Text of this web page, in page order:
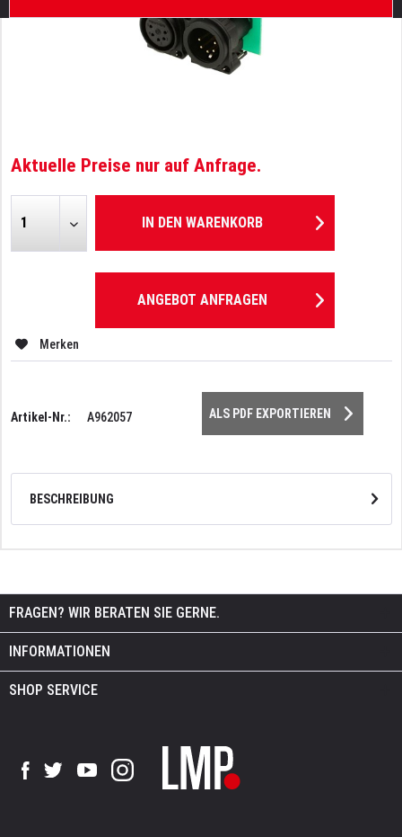
Aktuelle Preise nur auf Anfrage.
IN DEN WARENKORB
ANGEBOT ANFRAGEN
Merken
Artikel-Nr.: A962057 ALS PDF EXPORTIEREN
BESCHREIBUNG
FRAGEN? WIR BERATEN SIE GERNE.
INFORMATIONEN
SHOP SERVICE